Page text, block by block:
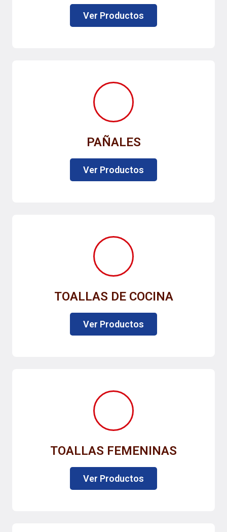
Ver Productos
PAÑALES
Ver Productos
TOALLAS DE COCINA
Ver Productos
TOALLAS FEMENINAS
Ver Productos